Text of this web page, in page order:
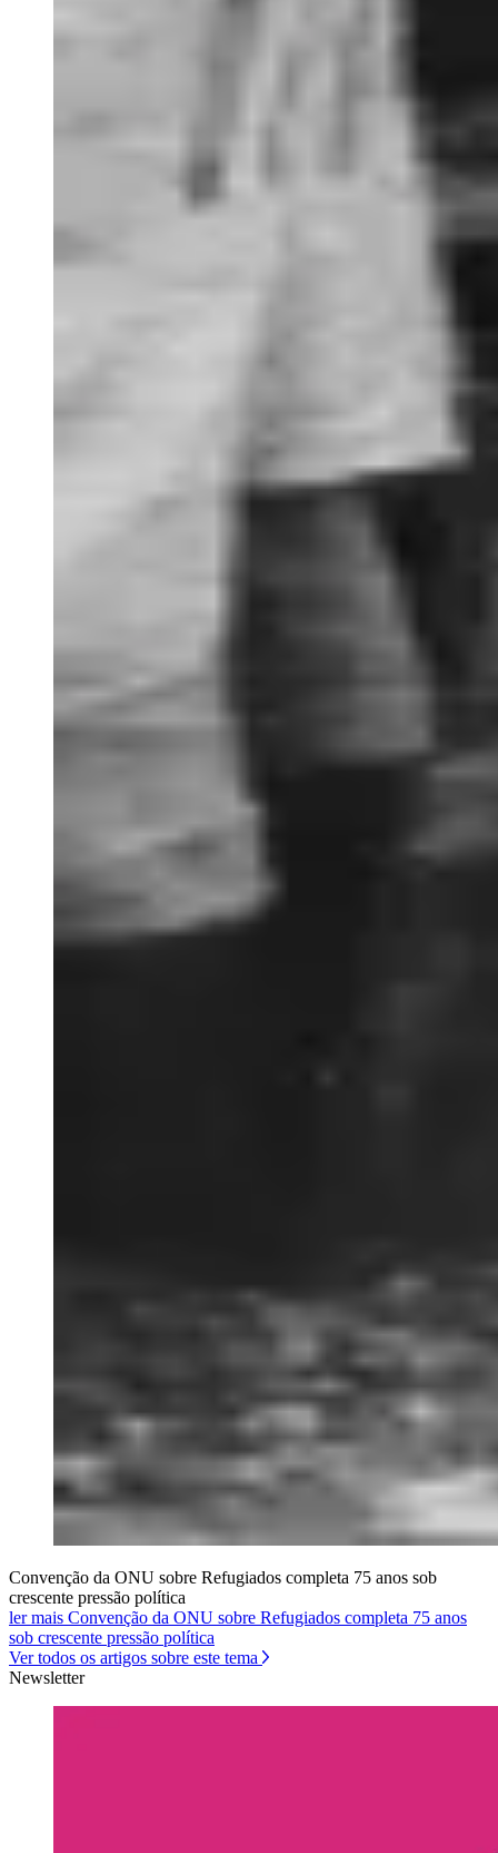
Convenção da ONU sobre Refugiados completa 75 anos sob
crescente pressão política
ler mais Convenção da ONU sobre Refugiados completa 75 anos
sob crescente pressão política
Ver todos os artigos sobre este tema
Newsletter